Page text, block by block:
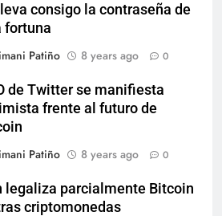
consigo la contraseña de
fortuna
Patiño
8 years ago 0
de Twitter se manifiesta
frente al futuro de
Patiño
8 years ago 0
legaliza parcialmente Bitcoin
criptomonedas